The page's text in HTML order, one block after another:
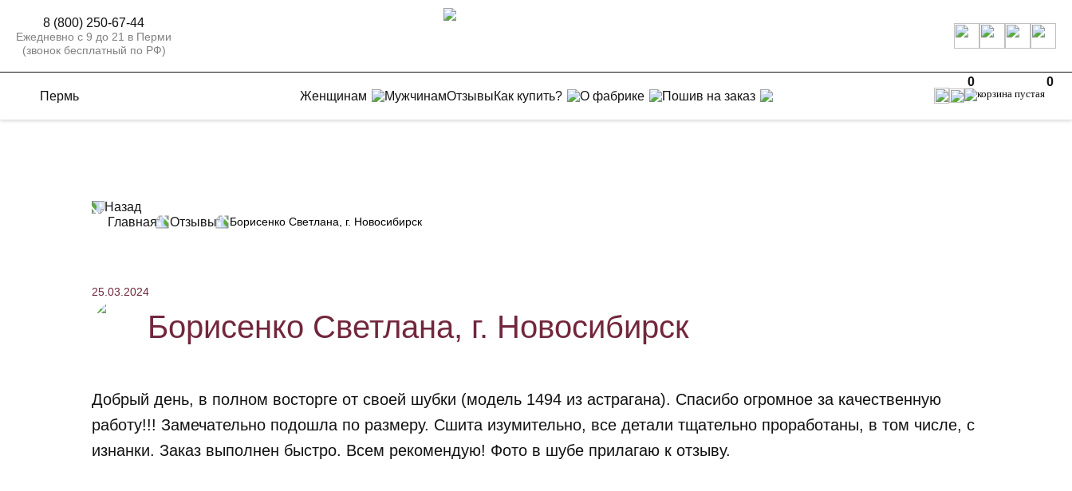
8 (800) 250-67-44
Ежедневно с 9 до 21 в Перми
(звонок бесплатный по РФ)
Пермь Женщинам МужчинамОтзывыКак купить? О фабрике Пошив на заказ
0 0
Назад
Главная
Отзывы Борисенко Светлана, г. Новосибирск
25.03.2024
Борисенко Светлана, г. Новосибирск
Добрый день, в полном восторге от своей шубки (модель 1494 из астрагана). Спасибо огромное за качественную
работу!!! Замечательно подошла по размеру. Сшита изумительно, все детали тщательно проработаны, в том числе, с
изнанки. Заказ выполнен быстро. Всем рекомендую! Фото в шубе прилагаю к отзыву.